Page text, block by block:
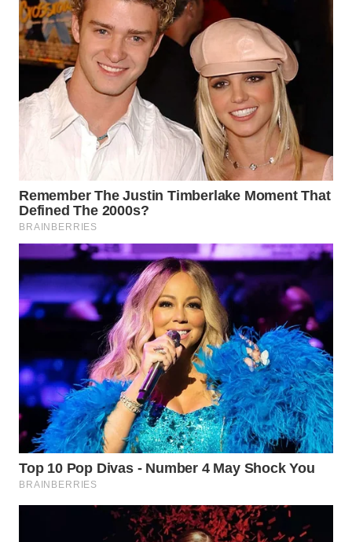
PURWAKARTA
WN
PRIANGAN
TIMUR
WN
WN
SOLO
WN
BOROBUDUR
WN
MADURA
WN
SURABAYA
WN
NATUNA
WN